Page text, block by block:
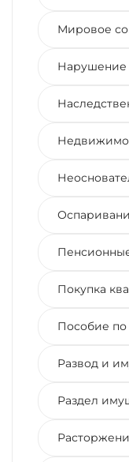
Мировое
Нарушение
Покупка
Пособие по
Развод и
Раздел